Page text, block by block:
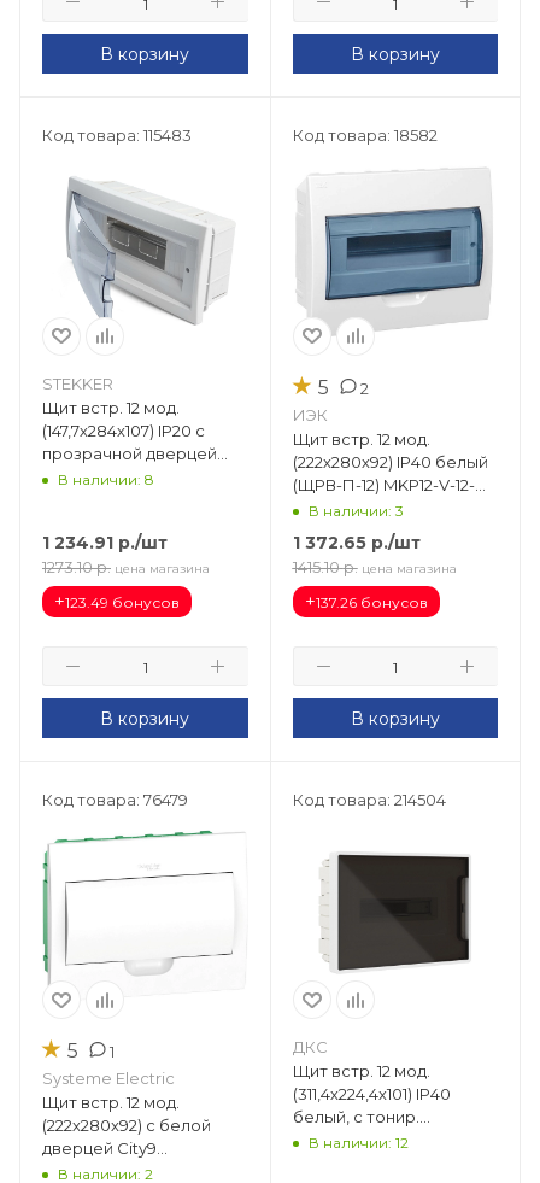
В корзину В корзину
Код товара: 115483
STEKKER
Щит встр. 12 мод.
(147,7х284х107) IP20 с
прозрачной дверцей
Standart (КНС-12Д) 39653
В наличии: 8
1 234.91 р./шт
1273.10 р. цена магазина
+123.49 бонусов
В корзину
Код товара: 18582
★ 5 2
ИЭК
Щит встр. 12 мод.
(222х280х92) IP40 белый
(ЩРВ-П-12) MKP12-V-12-
40-10
В наличии: 3
1 372.65р./шт
1415.10 р. цена магазина
+137.26 бонусов
В корзину
Код товара: 76479
★ 5 1
Systeme Electric
Щит встр. 12 мод.
(222х280х92) с белой
дверцей City9
EZ9E112P2FRU
В наличии: 2
Код товара: 214504
ДКС
Щит встр. 12 мод.
(311,4х224,4х101) IP40
белый, с тонир.
дверцей,с 2 шинами PEN
В наличии: 12